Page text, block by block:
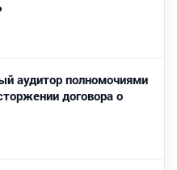
аудитор полномочиями
договора о